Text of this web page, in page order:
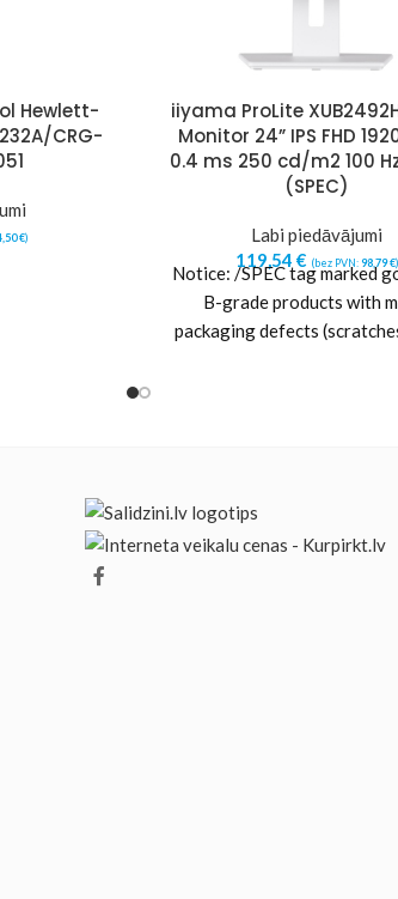
Hewlett-
CRG-
€)
iiyama ProLite
Monitor 24” IPS FHD
0.4 ms 250 cd/m2 100
(SPEC)
Labi piedāvājumi
119,54 € (bez PVN: 98,79€)
Notice: /SPEC tag marked
B-grade products with
packaging defects